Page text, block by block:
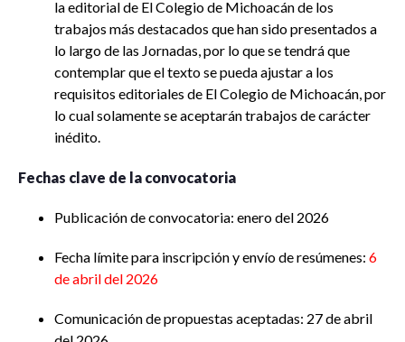
la editorial de El Colegio de Michoacán de los
trabajos más destacados que han sido presentados a
lo largo de las Jornadas, por lo que se tendrá que
contemplar que el texto se pueda ajustar a los
requisitos editoriales de El Colegio de Michoacán, por
lo cual solamente se aceptarán trabajos de carácter
inédito.
Fechas clave de la convocatoria
Publicación de convocatoria: enero del 2026
Fecha límite para inscripción y envío de resúmenes: 6
de abril del 2026
Comunicación de propuestas aceptadas: 27 de abril